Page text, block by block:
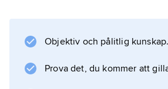
Objektiv och pålitlig kunskap.
Prova det, du kommer att